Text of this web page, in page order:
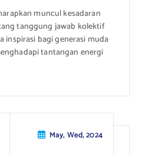
muncul kesadaran
tanggung jawab kolektif
inspirasi bagi generasi muda
tantangan energi
May, Wed, 2024